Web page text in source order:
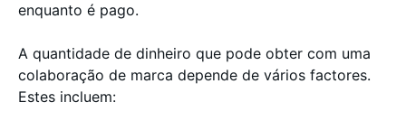
enquanto é pago.
A quantidade de dinheiro que pode obter com uma
colaboração de marca depende de vários factores.
Estes incluem: